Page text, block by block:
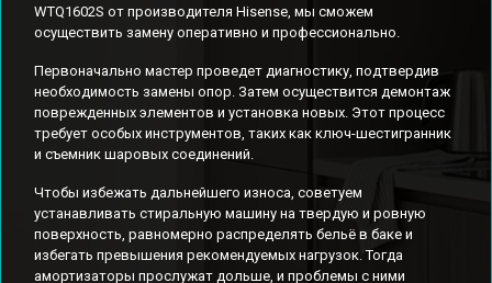
WTQ1602S от производителя Hisense, мы сможем
осуществить замену оперативно и профессионально.
Первоначально мастер проведет диагностику, подтвердив
необходимость замены опор. Затем осуществится демонтаж
поврежденных элементов и установка новых. Этот процесс
требует особых инструментов, таких как ключ-шестигранник
и съемник шаровых соединений.
Чтобы избежать дальнейшего износа, советуем
устанавливать стиральную машину на твердую и ровную
поверхность, равномерно распределять бельё в баке и
избегать превышения рекомендуемых нагрузок. Тогда
амортизаторы прослужат дольше, и проблемы с ними